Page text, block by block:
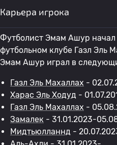
Карьера игрока
Футболист Эмам Ашур начал
футбольном клубе Газл Эль
Эмам Ашур играл в
Газл Эль Махаллах -
Харас Эль Ходуд -
Газл Эль Махаллах -
Замалек - 31.01.2023-
Мидтьюлланнд -